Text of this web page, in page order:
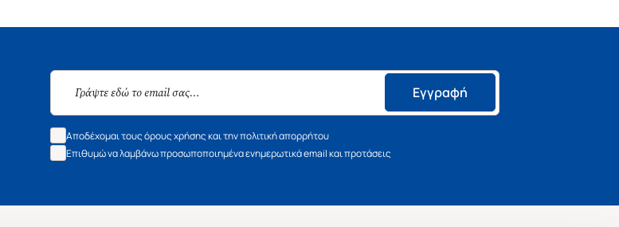
Εγγραφή
Αποδέχομαι τους όρους χρήσης και την πολιτική απορρήτου
Επιθυμώ να λαμβάνω προσωποποιημένα ενημερωτικά email και προτάσεις